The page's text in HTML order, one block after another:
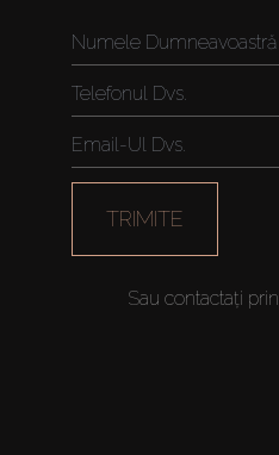
TRIMITE
Sau contactați prin